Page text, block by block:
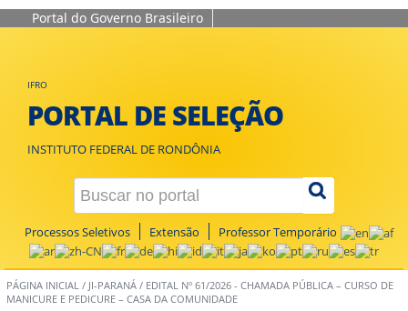
Portal do Governo Brasileiro
IFRO
PORTAL DE SELEÇÃO
INSTITUTO FEDERAL DE RONDÔNIA
Processos Seletivos Extensão Professor Temporário
PÁGINA INICIAL / JI-PARANÁ / EDITAL Nº 61/2026 - CHAMADA PÚBLICA – CURSO DE
MANICURE E PEDICURE – CASA DA COMUNIDADE